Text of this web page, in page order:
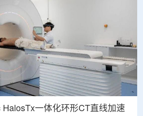
HalosTx一体化环形CT直线加速